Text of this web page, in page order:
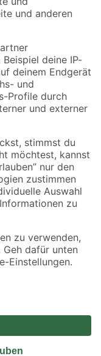
Angebote sind unter
Verfügbarkeiten beziehen
mit Speditionsversand, hier
widerrufen